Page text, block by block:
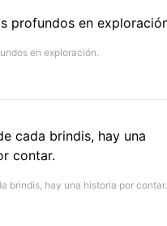
en exploración.
brindis, hay una historia por contar.